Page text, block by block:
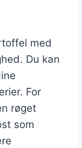
med
Du kan
For
røget
som